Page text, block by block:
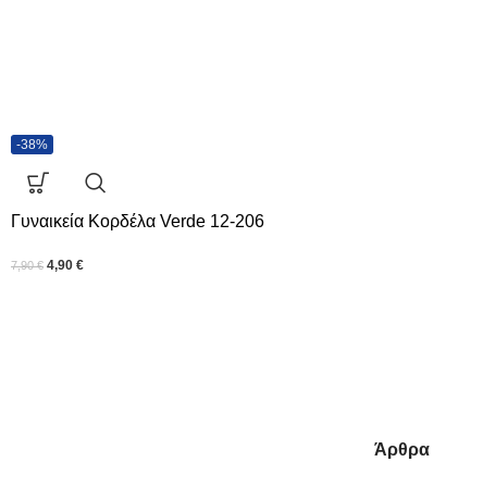
-38%
Γυναικεία Κορδέλα Verde 12-206
7,90€ 4,90 €
Άρθρα